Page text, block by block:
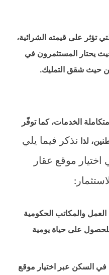
تؤثر على قيمته الشرائية،
يحتار المستثمرون في
حيث شقق التمليك.
الخدمات، كما توفّر
لذا
نذكر فيما يلي
موقع عقار
:
والمكاتب الحكومية
على حياة يومية
في السكن عبر اختيار موقع